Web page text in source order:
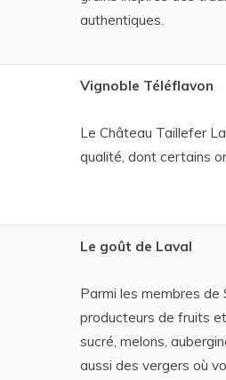
authentiques.
Vignoble Téléflavon
Le Château Taillefer
qualité, dont certains
Le goût de Laval
Parmi les membres
producteurs de fruits
sucré, melons,
aussi des vergers où